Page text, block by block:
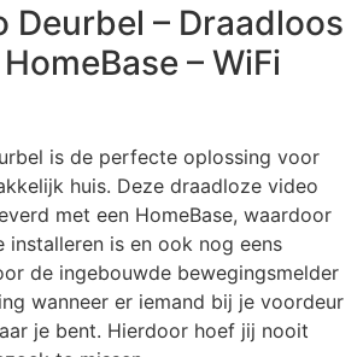
Deurbel – Draadloos
– WiFi
is de perfecte oplossing voor
huis. Deze draadloze video
met een HomeBase, waardoor
installeren is en ook nog eens
de ingebouwde bewegingsmelder
wanneer er iemand bij je voordeur
je bent. Hierdoor hoef jij nooit